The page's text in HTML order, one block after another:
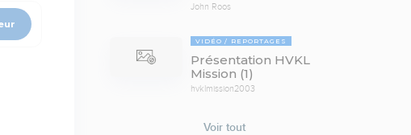
John Roos
VIDÉO REPORTAGES
Présentation HVKL
Mission (1)
hvklmission2003
Voir tout